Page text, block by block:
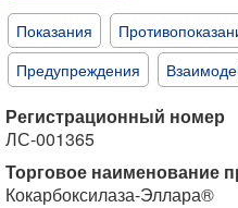
Показания
Предупреждения
Регистрационный номер
ЛС-001365
Торговое наименование
Кокарбоксилаза-Эллара®